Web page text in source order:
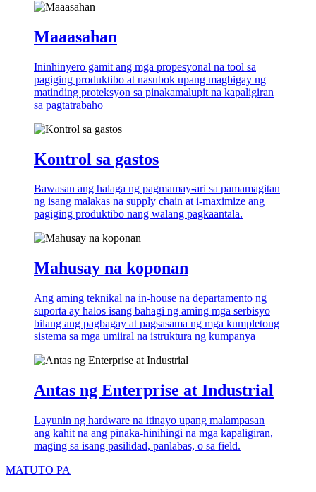
Maaasahan
Ininhinyero gamit ang mga propesyonal na tool sa
pagiging produktibo at nasubok upang magbigay ng
matinding proteksyon sa pinakamalupit na kapaligiran
sa pagtatrabaho
Kontrol sa gastos
Bawasan ang halaga ng pagmamay-ari sa pamamagitan
ng isang malakas na supply chain at i-maximize ang
pagiging produktibo nang walang pagkaantala.
Mahusay na koponan
Ang aming teknikal na in-house na departamento ng
suporta ay halos isang bahagi ng aming mga serbisyo
bilang ang pagbagay at pagsasama ng mga kumpletong
sistema sa mga umiiral na istruktura ng kumpanya
Antas ng Enterprise at Industrial
Layunin ng hardware na itinayo upang malampasan
ang kahit na ang pinaka-hinihingi na mga kapaligiran,
maging sa isang pasilidad, panlabas, o sa field.
MATUTO PA